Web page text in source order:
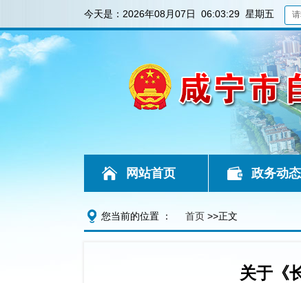
今天是： 2026年08月07日 06:03:30 星期五
网站首页 政务动态
您当前的位置 ： 首页 >>正文
关于《